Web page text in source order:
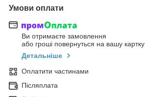
Умови оплати
Ви отримаєте замовлення
або гроші повернуться на вашу картку
Детальніше
Оплатити частинами
Післяплата